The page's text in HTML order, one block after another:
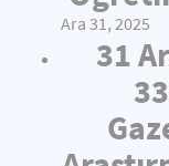
Ara 31, 2025
31